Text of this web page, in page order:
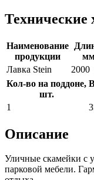
Технические
Наименование
продукции
Лавка Stein
2000
Кол-во на поддоне,
шт.
1
Описание
Уличные скамейки с
парковой мебели.